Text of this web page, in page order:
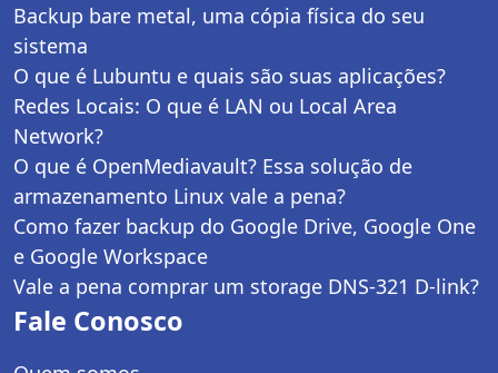
Backup bare metal, uma cópia física do seu
sistema
O que é Lubuntu e quais são suas aplicações?
Redes Locais: O que é LAN ou Local Area
Network?
O que é OpenMediavault? Essa solução de
armazenamento Linux vale a pena?
Como fazer backup do Google Drive, Google One
e Google Workspace
Vale a pena comprar um storage DNS-321 D-link?
Fale Conosco